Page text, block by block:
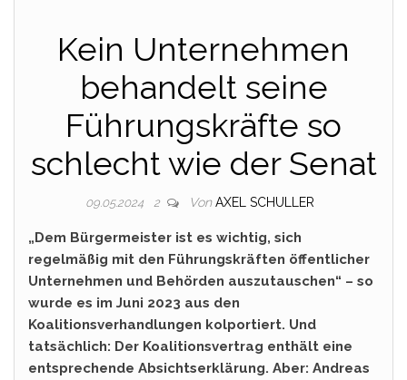
Kein Unternehmen
behandelt seine
Führungskräfte so
schlecht wie der Senat
09.05.2024 2 Von AXEL SCHULLER
„Dem Bürgermeister ist es wichtig, sich
regelmäßig mit den Führungskräften öffentlicher
Unternehmen und Behörden auszutauschen“ – so
wurde es im Juni 2023 aus den
Koalitionsverhandlungen kolportiert. Und
tatsächlich: Der Koalitionsvertrag enthält eine
entsprechende Absichtserklärung. Aber: Andreas